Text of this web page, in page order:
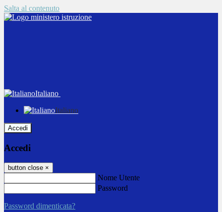
Salta al contenuto
Italiano
Italiano
Accedi
Accedi
button close ×
Nome Utente
Password
Password dimenticata?